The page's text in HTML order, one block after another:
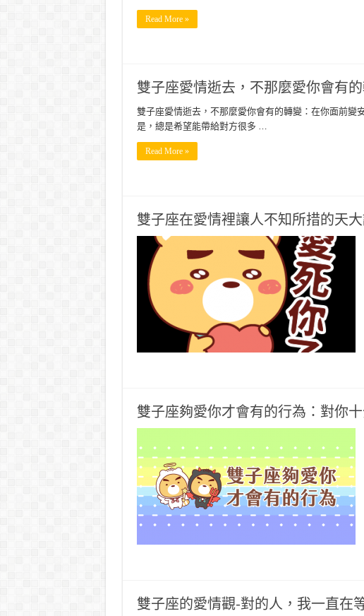
Read More »
雙子座愛情逝去，不那麼愛你會有
雙子座愛情逝去，不那麼愛你會有的轉變：在你面前變
是，總是希望能帶給對方很多 …
Read More »
雙子座在愛情裡讓人不知所措的天
雙子座夠愛你才會有的行為：對你
雙子座的愛情觀-對的人，我一直在